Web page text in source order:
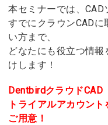
本セミナーでは、
すでにクラウンCAD
い方まで、
どなたにも役立つ情
けします！
Dentbirdクラウド
トライアルアカウン
ご用意！